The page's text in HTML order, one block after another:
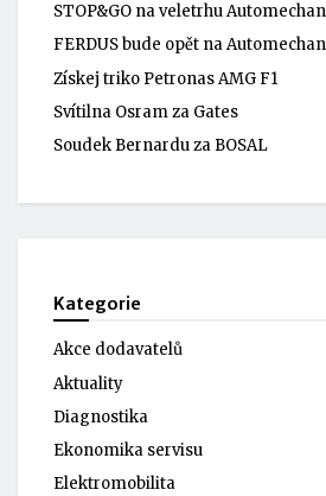
STOP&GO na veletrhu
FERDUS bude opět na
Získej triko Petronas AMG F1
Svítilna Osram za Gates
Soudek Bernardu za BOSAL
Kategorie
Akce dodavatelů
Aktuality
Diagnostika
Ekonomika servisu
Elektromobilita